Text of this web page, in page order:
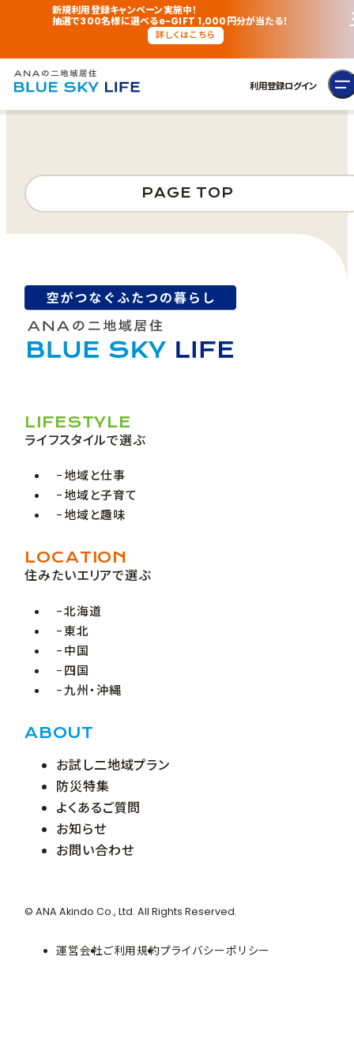
新規利用登録キャンペーン実施中！
抽選で300名様に選べるe-GIFT 1,000円分が当たる！
詳しくはこちら
利用登録ログイン
PAGE TOP
LIFESTYLE
ライフスタイルで選ぶ
地域と仕事
地域と子育て
地域と趣味
LOCATION
住みたいエリアで選ぶ
北海道
東北
中国
四国
九州・沖縄
ABOUT
お試し二地域プラン
防災特集
よくあるご質問
お知らせ
お問い合わせ
© ANA Akindo Co., Ltd. All Rights Reserved.
運営会社ご利用規約プライバシーポリシー